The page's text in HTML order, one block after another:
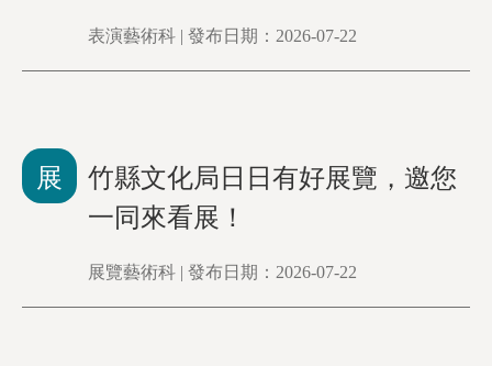
表演藝術科 | 發布日期：2026-07-22
展
竹縣文化局日日有好展覽，邀您
一同來看展！
展覽藝術科 | 發布日期：2026-07-22